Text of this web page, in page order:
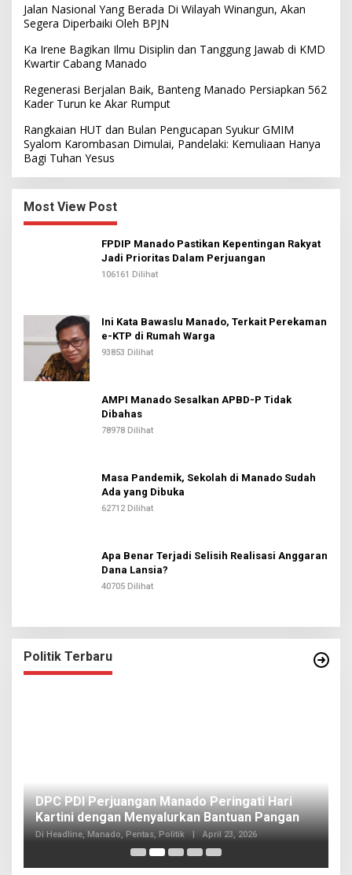
Jalan Nasional Yang Berada Di Wilayah Winangun, Akan
Segera Diperbaiki Oleh BPJN
Ka Irene Bagikan Ilmu Disiplin dan Tanggung Jawab di KMD
Kwartir Cabang Manado
Regenerasi Berjalan Baik, Banteng Manado Persiapkan 562
Kader Turun ke Akar Rumput
Rangkaian HUT dan Bulan Pengucapan Syukur GMIM
Syalom Karombasan Dimulai, Pandelaki: Kemuliaan Hanya
Bagi Tuhan Yesus
Most View Post
FPDIP Manado Pastikan Kepentingan Rakyat
Jadi Prioritas Dalam Perjuangan
106161 Dilihat
Ini Kata Bawaslu Manado, Terkait Perekaman
e-KTP di Rumah Warga
93853 Dilihat
AMPI Manado Sesalkan APBD-P Tidak
Dibahas
78978 Dilihat
Masa Pandemik, Sekolah di Manado Sudah
Ada yang Dibuka
62712 Dilihat
Apa Benar Terjadi Selisih Realisasi Anggaran
Dana Lansia?
40705 Dilihat
Politik Terbaru
DPC PDI Perjuangan Manado Peringati Hari
Kartini dengan Menyalurkan Bantuan Pangan
Di Headline, Manado, Pentas, Politik | April 23, 2026